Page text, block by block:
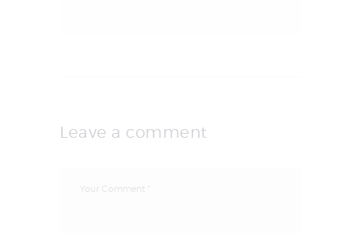
Leave a comment